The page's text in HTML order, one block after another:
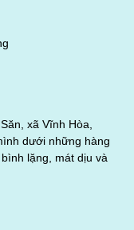
xã Vĩnh Hòa,
dưới những hàng
lặng, mát dịu và